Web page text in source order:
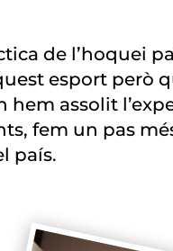
de l’hoquei
esport però
hem assolit
fem un pas
país.